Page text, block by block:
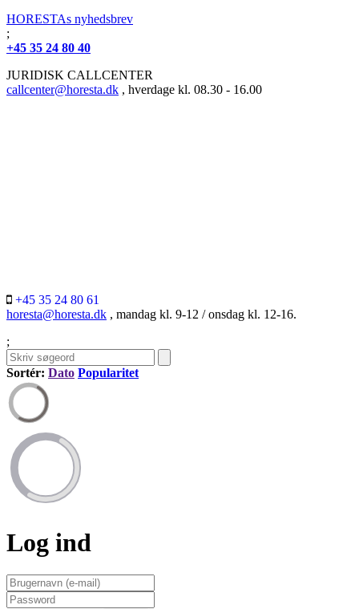
HORESTAs nyhedsbrev
;
+45 35 24 80 40
JURIDISK CALLCENTER
callcenter@horesta.dk , hverdage kl. 08.30 - 16.00
+45 35 24 80 61
horesta@horesta.dk , mandag kl. 9-12 / onsdag kl. 12-16.
;
Sortér: Dato Popularitet
Log ind